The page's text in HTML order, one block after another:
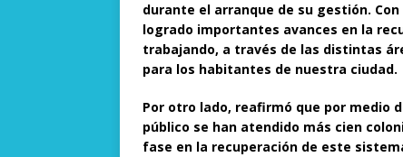
durante el arranque de su gestión.
logrado importantes avances en la
trabajando, a través de las distintas
para los habitantes de nuestra ciudad.
Por otro lado, reafirmó que por medio
público se han atendido más cien
fase en la recuperación de este